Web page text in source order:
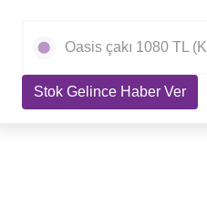
Oasis çakı 1080 TL
Stok Gelince Haber Ver